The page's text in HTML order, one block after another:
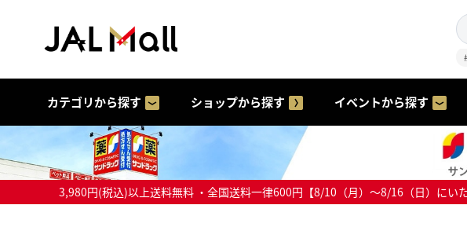
カテゴリから探す ショップから探す イベントから探す
3,980円(税込)以上送料無料 ・全国送料一律600円【8/10（月）～8/16（日）にい